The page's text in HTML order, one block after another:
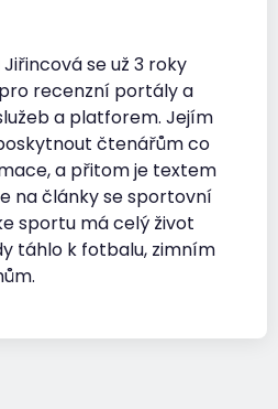
se už 3 roky
recenzní portály a
a platforem. Jejím
čtenářům co
a přitom je textem
na články se sportovní
sportu má celý život
táhlo k fotbalu, zimním